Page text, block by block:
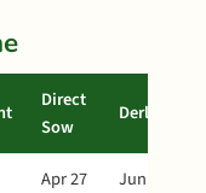
Direct
Sow
Derlius
Apr 27
Jun 20